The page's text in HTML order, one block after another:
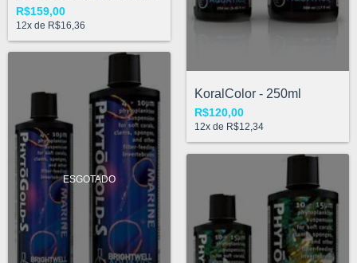
R$159,00
12x de R$16,36
KoralColor - 250ml
R$120,00
12x de R$12,34
ESGOTADO